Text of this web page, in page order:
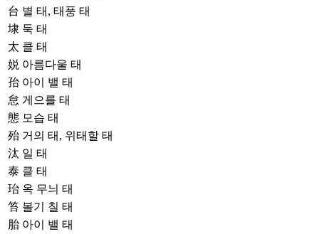
台 별 태, 태풍 태
埭 둑 태
太 클 태
娧 아름다울 태
孡 아이 밸 태
怠 게으를 태
態 모습 태
殆 거의 태, 위태할 태
汰 일 태
泰 클 태
珆 옥 무늬 태
笞 볼기 칠 태
胎 아이 밸 태